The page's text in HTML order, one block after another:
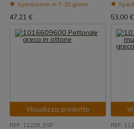
Spedizione in 7-15 giorni
47,21 € 53,00 €
Visualizza prodotto
REF: 11229_ESP REF: